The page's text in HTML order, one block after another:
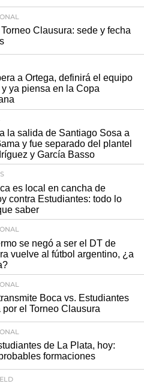
Clausura: sede y fecha
a Ortega, definirá el equipo
ya piensa en la Copa
la salida de Santiago Sosa a
y fue separado del plantel
y García Basso
es local en cancha de
contra Estudiantes: todo lo
saber
se negó a ser el DT de
vuelve al fútbol argentino, ¿a
Boca vs. Estudiantes
el Torneo Clausura
de La Plata, hoy:
formaciones